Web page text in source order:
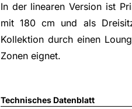
In der linearen Version ist
mit 180 cm und als
Kollektion durch einen
Zonen eignet.
Technisches Datenblatt